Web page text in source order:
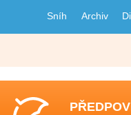
Sníh Archiv